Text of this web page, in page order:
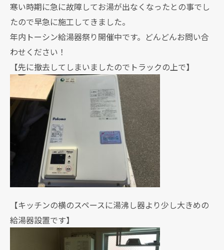
寒い時期に急に故障してお湯が出なくなったとの事でし
たので早急に施工してきました。
年内トーシン給湯器祭り開催中です。どんどんお問い合
わせください！
【先に撤去してしまいましたのでトラックの上で】
【キッチンの横のスペースに湯沸し器より少し大きめの
給湯器設置です】